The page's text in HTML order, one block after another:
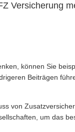
Versicherung
können Sie
Beiträgen
von
um das